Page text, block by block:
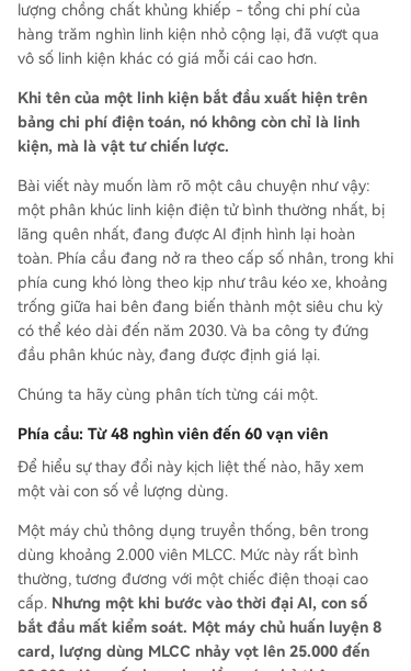
lượng chồng chất khủng khiếp - tổng chi phí của
hàng trăm nghìn linh kiện nhỏ cộng lại, đã vượt qua
vô số linh kiện khác có giá mỗi cái cao hơn.
Khi tên của một linh kiện bắt đầu xuất hiện trên
bảng chi phí điện toán, nó không còn chỉ là linh
kiện, mà là vật tư chiến lược.
Bài viết này muốn làm rõ một câu chuyện như vậy:
một phân khúc linh kiện điện tử bình thường nhất, bị
lãng quên nhất, đang được AI định hình lại hoàn
toàn. Phía cầu đang nở ra theo cấp số nhân, trong khi
phía cung khó lòng theo kịp như trâu kéo xe, khoảng
trống giữa hai bên đang biến thành một siêu chu kỳ
có thể kéo dài đến năm 2030. Và ba công ty đứng
đầu phân khúc này, đang được định giá lại.
Chúng ta hãy cùng phân tích từng cái một.
Phía cầu: Từ 48 nghìn viên đến 60 vạn viên
Để hiểu sự thay đổi này kịch liệt thế nào, hãy xem
một vài con số về lượng dùng.
Một máy chủ thông dụng truyền thống, bên trong
dùng khoảng 2.000 viên MLCC. Mức này rất bình
thường, tương đương với một chiếc điện thoại cao
cấp. Nhưng một khi bước vào thời đại AI, con số
bắt đầu mất kiểm soát. Một máy chủ huấn luyện 8
card, lượng dùng MLCC nhảy vọt lên 25.000 đến